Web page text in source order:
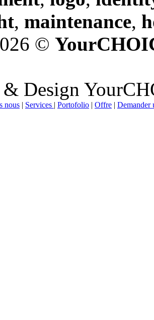
, maintenance,
©
& Design
nous | Services | Portofolio | Offre | Demander